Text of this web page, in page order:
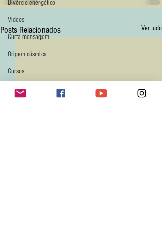
Divórcio energético
Vídeos
Curta mensagem
Origem cósmica
Cursos
Livros
Posts Relacionados Ver tudo